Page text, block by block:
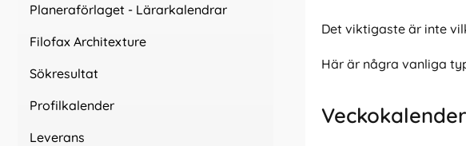
Planeraförlaget - Lärarkalendrar
Filofax Architexture
Sökresultat
Profilkalender
Leverans
Det viktigaste är inte
Här är några vanliga